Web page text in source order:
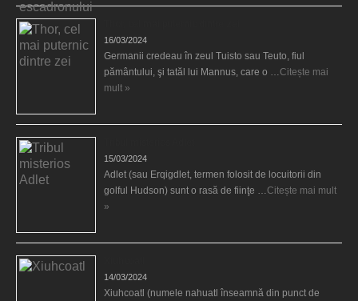
16/03/2024
Germanii credeau în zeul Tuisto sau Teuto, fiul
pământului, şi tatăl lui Mannus, care o …Citește mai
mult »
15/03/2024
Adlet (sau Erqigdlet, termen folosit de locuitorii din
golful Hudson) sunt o rasă de fiinţe …Citește mai mult
»
14/03/2024
Xiuhcoatl (numele nahuatl înseamnă din punct de